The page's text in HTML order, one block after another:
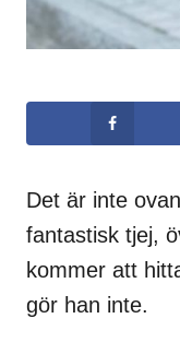
Det är inte
fantastisk tjej,
kommer att
gör han inte.